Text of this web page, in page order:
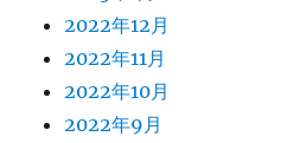
2022年12月
2022年11月
2022年10月
2022年9月